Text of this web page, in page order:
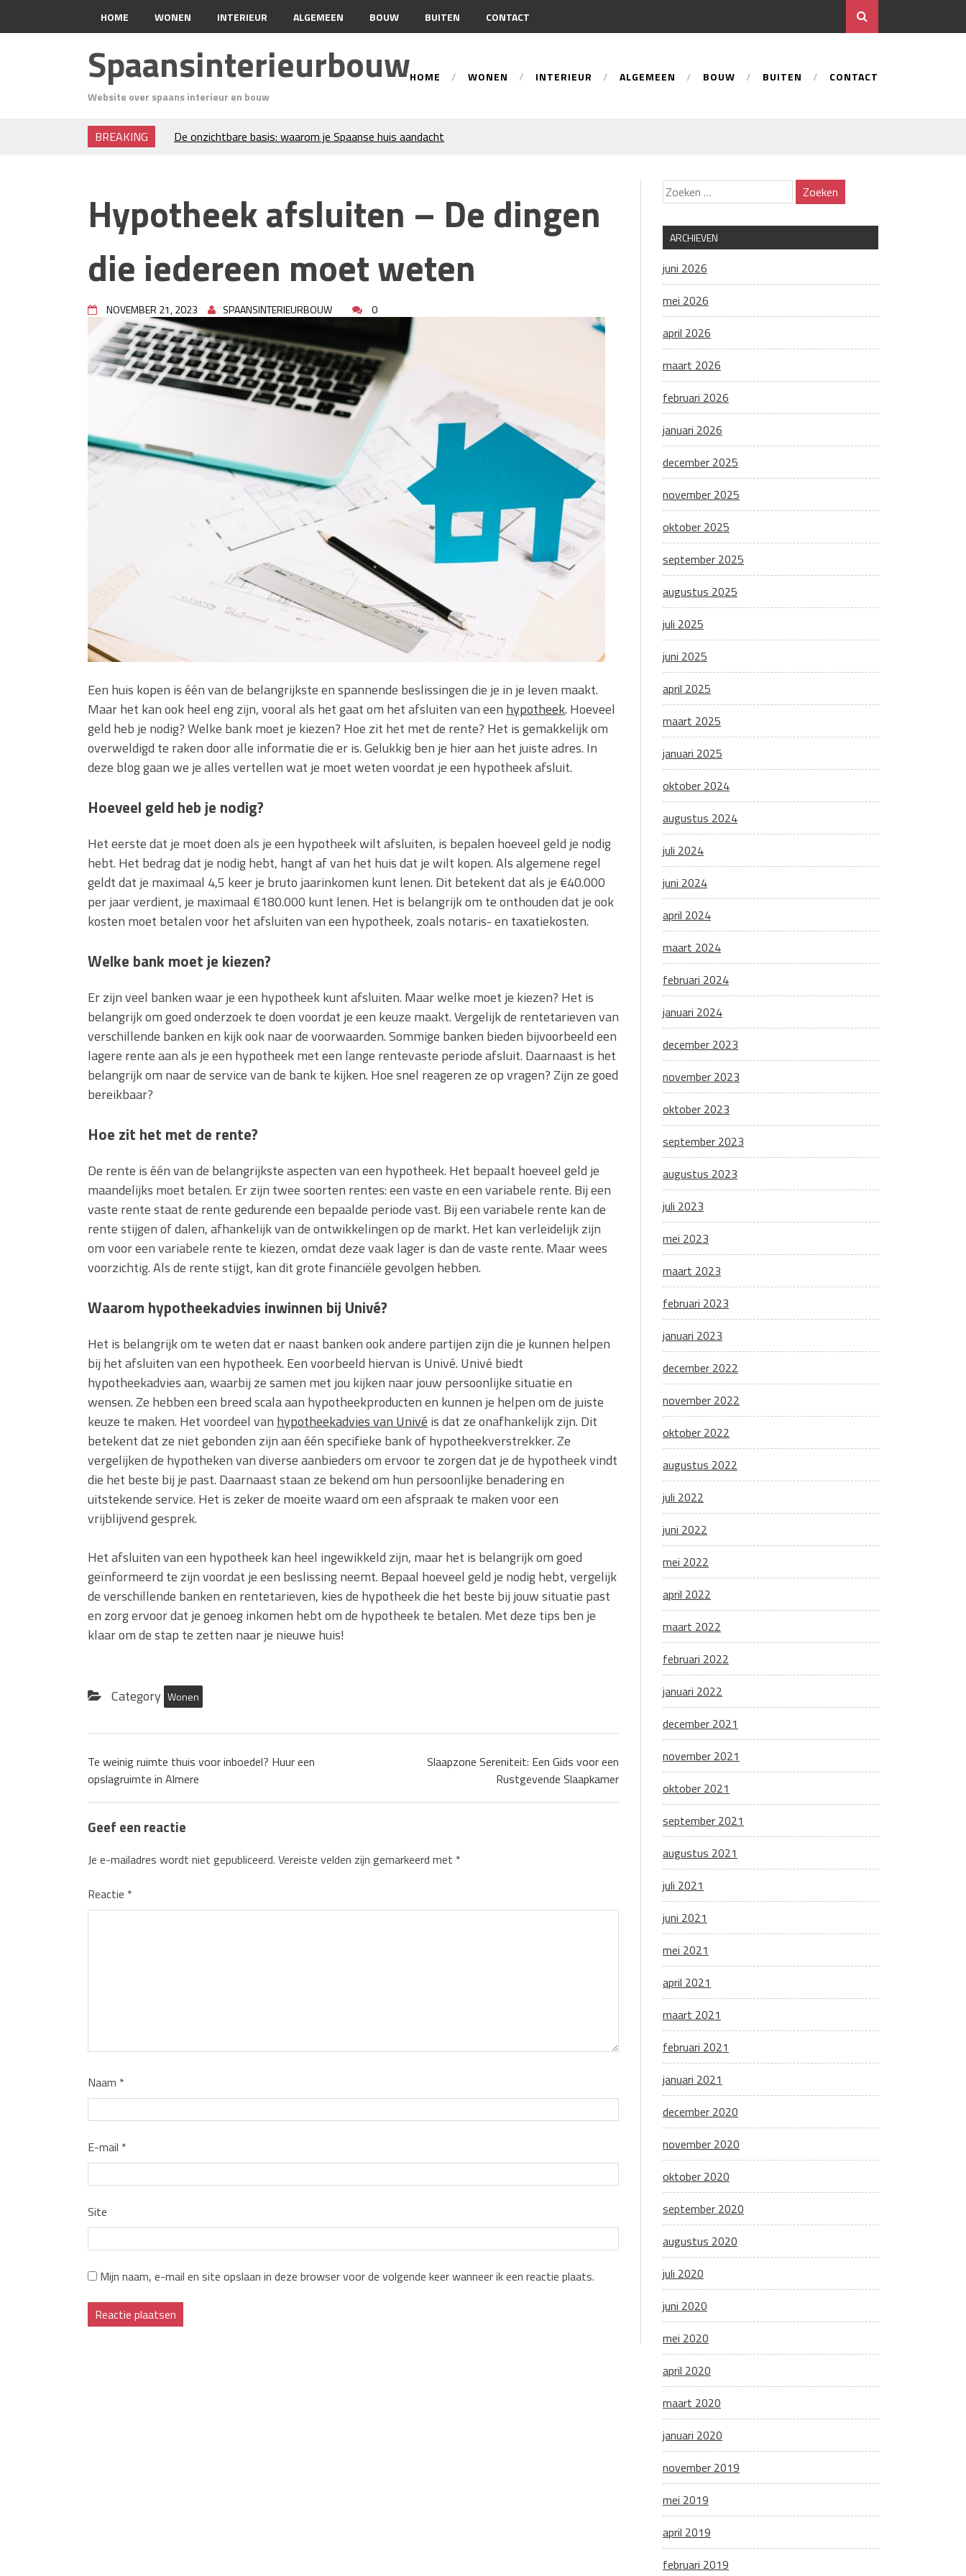
HOME WONEN INTERIEUR ALGEMEEN BOUW BUITEN CONTACT
Spaansinterieurbouw
Website over spaans interieur en bouw
HOME WONEN INTERIEUR ALGEMEEN BOUW BUITEN CONTACT
BREAKING
De onzichtbare basis: waarom je Spaanse huis aandacht
Waar let je op bij het kiezen van gevelreiniging?
Projectinrichting voor kantoren: hoe werkt dat?
isolatie
Grond kopen of verkopen Noord-Holland
Optimaal Presteert
Waarom technische eisen de basis vormen voor
functionele ruimtes
Nieuwe kozijnen als onderdeel van een energierenovatie:
wat de overgang technisch vraagt
Hypotheek afsluiten – De dingen
die iedereen moet weten
NOVEMBER 21, 2023 SPAANSINTERIEURBOUW 0
Een huis kopen is één van de belangrijkste en spannende beslissingen die je in je leven maakt.
Maar het kan ook heel eng zijn, vooral als het gaat om het afsluiten van een hypotheek. Hoeveel
geld heb je nodig? Welke bank moet je kiezen? Hoe zit het met de rente? Het is gemakkelijk om
overweldigd te raken door alle informatie die er is. Gelukkig ben je hier aan het juiste adres. In
deze blog gaan we je alles vertellen wat je moet weten voordat je een hypotheek afsluit.
Hoeveel geld heb je nodig?
Het eerste dat je moet doen als je een hypotheek wilt afsluiten, is bepalen hoeveel geld je nodig
hebt. Het bedrag dat je nodig hebt, hangt af van het huis dat je wilt kopen. Als algemene regel
geldt dat je maximaal 4,5 keer je bruto jaarinkomen kunt lenen. Dit betekent dat als je €40.000
per jaar verdient, je maximaal €180.000 kunt lenen. Het is belangrijk om te onthouden dat je ook
kosten moet betalen voor het afsluiten van een hypotheek, zoals notaris- en taxatiekosten.
Welke bank moet je kiezen?
Er zijn veel banken waar je een hypotheek kunt afsluiten. Maar welke moet je kiezen? Het is
belangrijk om goed onderzoek te doen voordat je een keuze maakt. Vergelijk de rentetarieven van
verschillende banken en kijk ook naar de voorwaarden. Sommige banken bieden bijvoorbeeld een
lagere rente aan als je een hypotheek met een lange rentevaste periode afsluit. Daarnaast is het
belangrijk om naar de service van de bank te kijken. Hoe snel reageren ze op vragen? Zijn ze goed
bereikbaar?
Hoe zit het met de rente?
De rente is één van de belangrijkste aspecten van een hypotheek. Het bepaalt hoeveel geld je
maandelijks moet betalen. Er zijn twee soorten rentes: een vaste en een variabele rente. Bij een
vaste rente staat de rente gedurende een bepaalde periode vast. Bij een variabele rente kan de
rente stijgen of dalen, afhankelijk van de ontwikkelingen op de markt. Het kan verleidelijk zijn
om voor een variabele rente te kiezen, omdat deze vaak lager is dan de vaste rente. Maar wees
voorzichtig. Als de rente stijgt, kan dit grote financiële gevolgen hebben.
Waarom hypotheekadvies inwinnen bij Univé?
Het is belangrijk om te weten dat er naast banken ook andere partijen zijn die je kunnen helpen
bij het afsluiten van een hypotheek. Een voorbeeld hiervan is Univé. Univé biedt
hypotheekadvies aan, waarbij ze samen met jou kijken naar jouw persoonlijke situatie en
wensen. Ze hebben een breed scala aan hypotheekproducten en kunnen je helpen om de juiste
keuze te maken. Het voordeel van hypotheekadvies van Univé is dat ze onafhankelijk zijn. Dit
betekent dat ze niet gebonden zijn aan één specifieke bank of hypotheekverstrekker. Ze
vergelijken de hypotheken van diverse aanbieders om ervoor te zorgen dat je de hypotheek vindt
die het beste bij je past. Daarnaast staan ze bekend om hun persoonlijke benadering en
uitstekende service. Het is zeker de moeite waard om een afspraak te maken voor een
vrijblijvend gesprek.
Het afsluiten van een hypotheek kan heel ingewikkeld zijn, maar het is belangrijk om goed
geïnformeerd te zijn voordat je een beslissing neemt. Bepaal hoeveel geld je nodig hebt, vergelijk
de verschillende banken en rentetarieven, kies de hypotheek die het beste bij jouw situatie past
en zorg ervoor dat je genoeg inkomen hebt om de hypotheek te betalen. Met deze tips ben je
klaar om de stap te zetten naar je nieuwe huis!
Category Wonen
Te weinig ruimte thuis voor inboedel? Huur een
opslagruimte in Almere
Slaapzone Sereniteit: Een Gids voor een
Rustgevende Slaapkamer
Geef een reactie
Je e-mailadres wordt niet gepubliceerd. Vereiste velden zijn gemarkeerd met *
Reactie *
Naam *
E-mail *
Site
Mijn naam, e-mail en site opslaan in deze browser voor de volgende keer wanneer ik een reactie plaats.
ARCHIEVEN
juni 2026
mei 2026
april 2026
maart 2026
februari 2026
januari 2026
december 2025
november 2025
oktober 2025
september 2025
augustus 2025
juli 2025
juni 2025
april 2025
maart 2025
januari 2025
oktober 2024
augustus 2024
juli 2024
juni 2024
april 2024
maart 2024
februari 2024
januari 2024
december 2023
november 2023
oktober 2023
september 2023
augustus 2023
juli 2023
mei 2023
maart 2023
februari 2023
januari 2023
december 2022
november 2022
oktober 2022
augustus 2022
juli 2022
juni 2022
mei 2022
april 2022
maart 2022
februari 2022
januari 2022
december 2021
november 2021
oktober 2021
september 2021
augustus 2021
juli 2021
juni 2021
mei 2021
april 2021
maart 2021
februari 2021
januari 2021
december 2020
november 2020
oktober 2020
september 2020
augustus 2020
juli 2020
juni 2020
mei 2020
april 2020
maart 2020
januari 2020
november 2019
mei 2019
april 2019
februari 2019